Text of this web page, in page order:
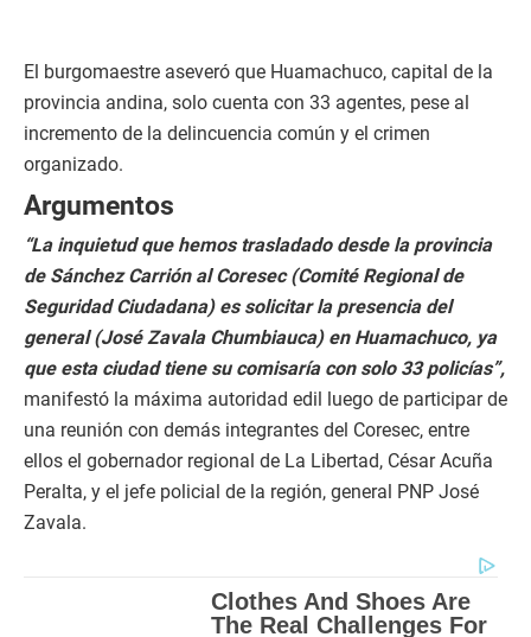
El burgomaestre aseveró que Huamachuco, capital de la
provincia andina, solo cuenta con 33 agentes, pese al
incremento de la delincuencia común y el crimen
organizado.
Argumentos
“La inquietud que hemos trasladado desde la provincia
de Sánchez Carrión al Coresec (Comité Regional de
Seguridad Ciudadana) es solicitar la presencia del
general (José Zavala Chumbiauca) en Huamachuco, ya
que esta ciudad tiene su comisaría con solo 33 policías”,
manifestó la máxima autoridad edil luego de participar de
una reunión con demás integrantes del Coresec, entre
ellos el gobernador regional de La Libertad, César Acuña
Peralta, y el jefe policial de la región, general PNP José
Zavala.